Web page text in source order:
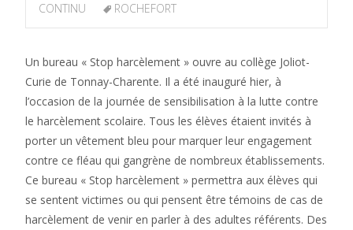
CONTINU
ROCHEFORT
Un bureau « Stop harcèlement » ouvre au collège Joliot-
Curie de Tonnay-Charente. Il a été inauguré hier, à
l’occasion de la journée de sensibilisation à la lutte contre
le harcèlement scolaire. Tous les élèves étaient invités à
porter un vêtement bleu pour marquer leur engagement
contre ce fléau qui gangrène de nombreux établissements.
Ce bureau « Stop harcèlement » permettra aux élèves qui
se sentent victimes ou qui pensent être témoins de cas de
harcèlement de venir en parler à des adultes référents. Des